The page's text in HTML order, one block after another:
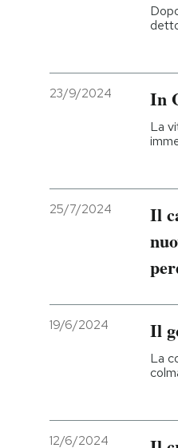
23/9/2024 In
La
25/7/2024
Il
19/6/2024 Il
La
12/6/2024